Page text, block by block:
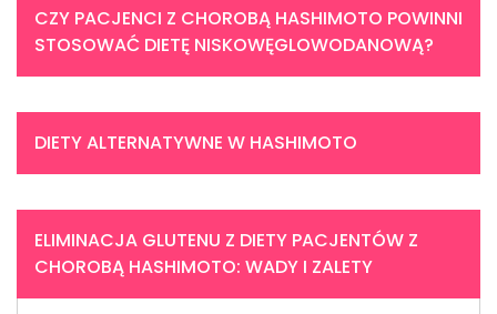
CZY PACJENCI Z CHOROBĄ HASHIMOTO POWINNI
STOSOWAĆ DIETĘ NISKOWĘGLOWODANOWĄ?
DIETY ALTERNATYWNE W HASHIMOTO
ELIMINACJA GLUTENU Z DIETY PACJENTÓW Z
CHOROBĄ HASHIMOTO: WADY I ZALETY